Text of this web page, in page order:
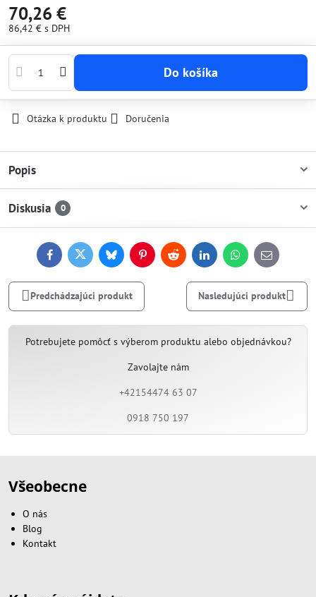
70,26 €
86,42 € s DPH
Do košíka
Otázka k produktu Doručenia
Popis
Diskusia 0
FacebookTwitterBlueskyPinterestReddit LinkedInWhatsApp
E-
mail
Predchádzajúci produkt Nasledujúci produkt
Potrebujete pomôcť s výberom produktu alebo objednávkou?
Zavolajte nám
+42154474 63 07
0918 750 197
Všeobecne
O nás
Blog
Kontakt